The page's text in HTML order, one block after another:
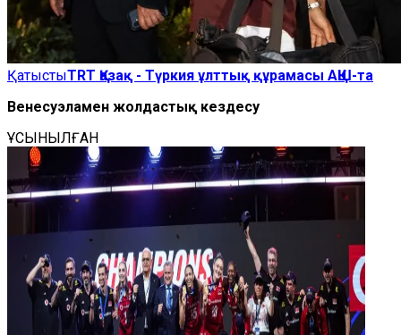
ҚатыстыTRT Қазақ - Түркия ұлттық құрамасы АҚШ-та
Венесуэламен жолдастық кездесу
ҰСЫНЫЛҒАН